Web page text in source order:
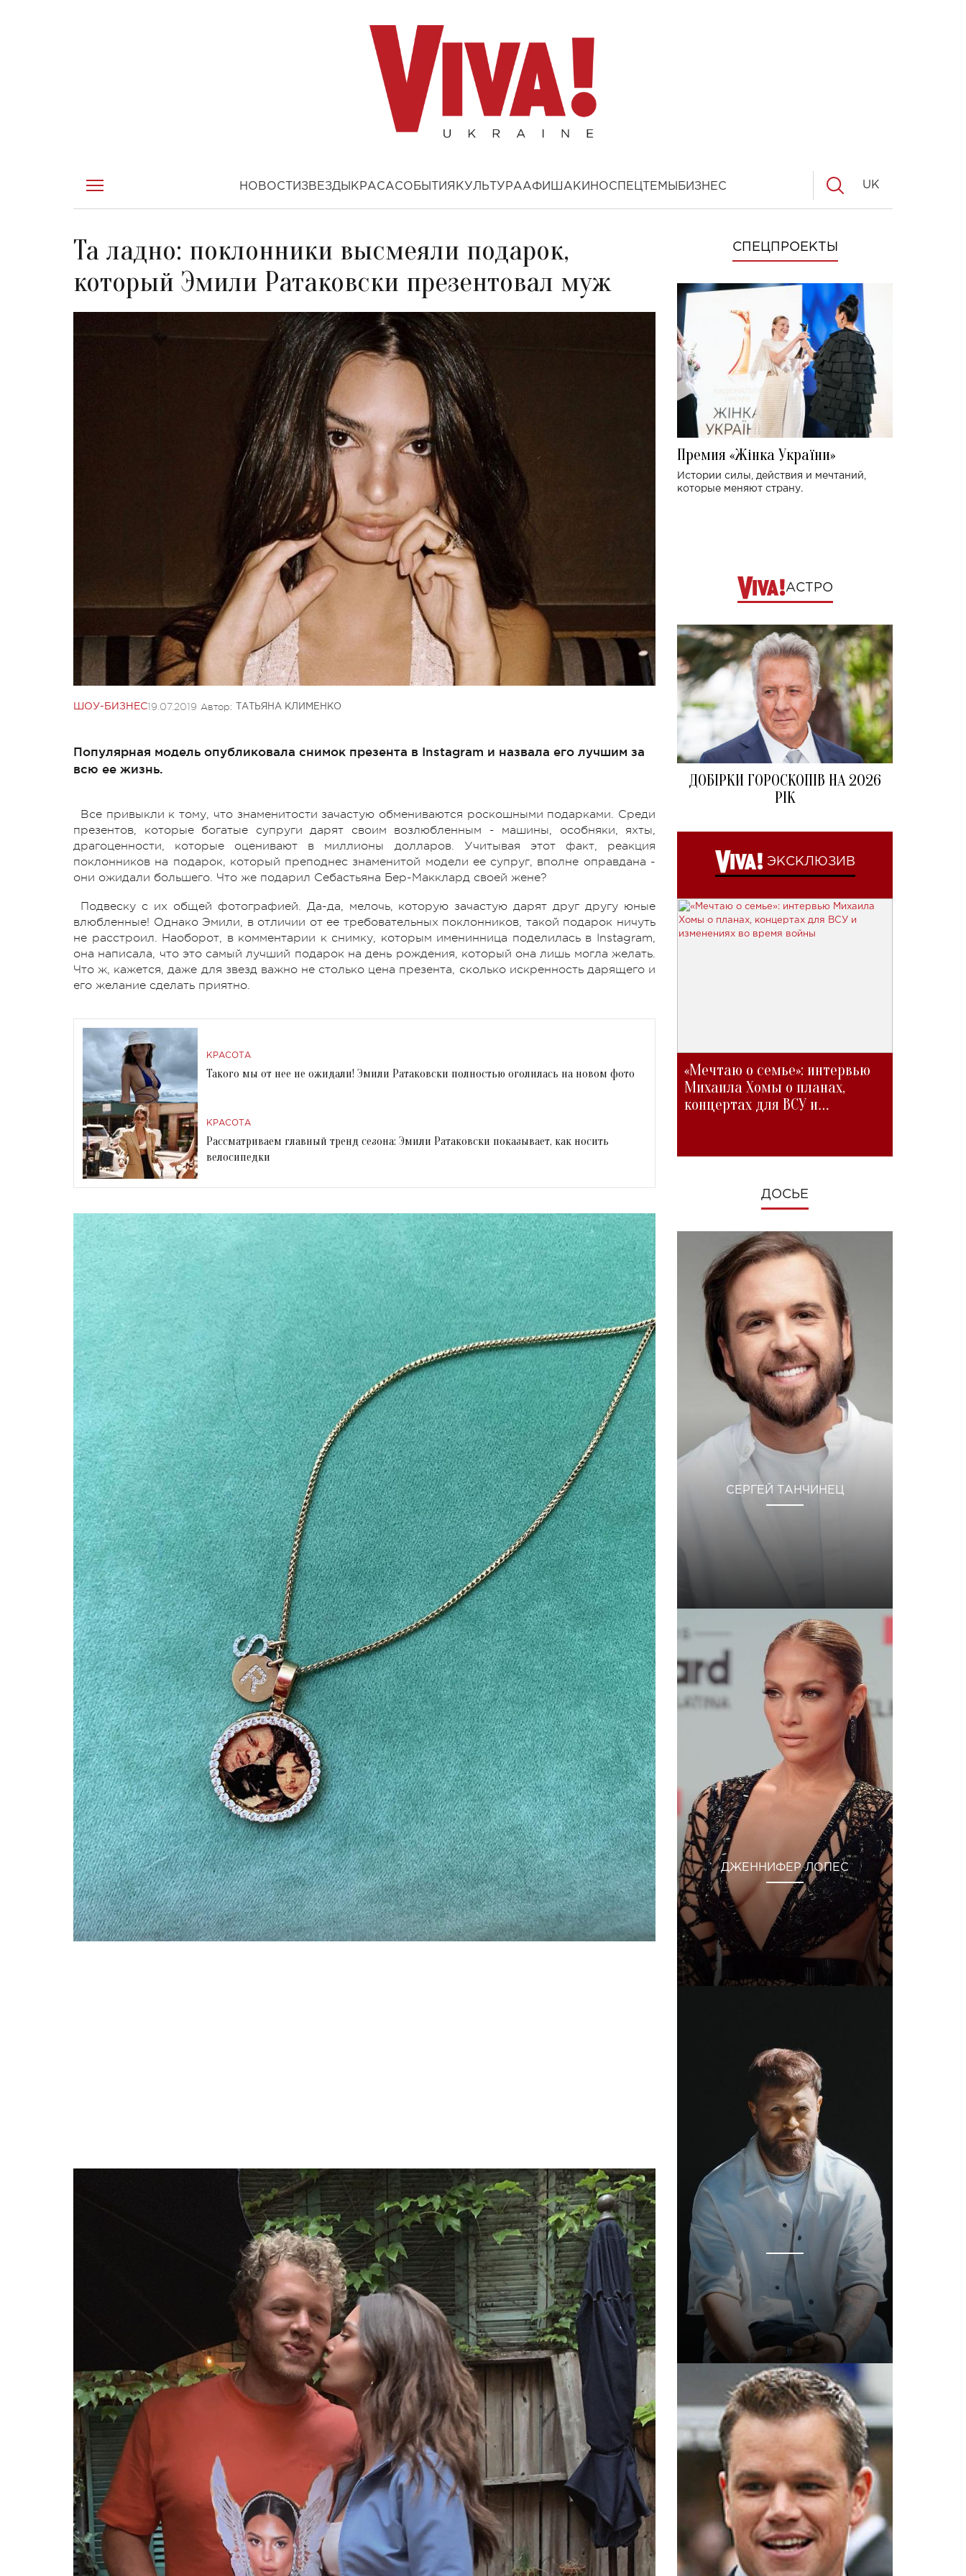
НОВОСТИ ЗВЕЗДЫ КРАСАСОБЫТИЯ КУЛЬТУРААФИША КИНОСПЕЦТЕМЫ БИЗНЕС UK
Та ладно: поклонники высмеяли подарок,
который Эмили Ратаковски презентовал муж
ШОУ-БИЗНЕС19.07.2019 Автор: ТАТЬЯНА КЛИМЕНКО
Популярная модель опубликовала снимок презента в Instagram и назвала его лучшим за
всю ее жизнь.
Все привыкли к тому, что знаменитости зачастую обмениваются роскошными подарками. Среди
презентов, которые богатые супруги дарят своим возлюбленным - машины, особняки, яхты,
драгоценности, которые оценивают в миллионы долларов. Учитывая этот факт, реакция
поклонников на подарок, который преподнес знаменитой модели ее супруг, вполне оправдана -
они ожидали большего. Что же подарил Себастьяна Бер-Макклард своей жене?
Подвеску с их общей фотографией. Да-да, мелочь, которую зачастую дарят друг другу юные
влюбленные! Однако Эмили, в отличии от ее требовательных поклонников, такой подарок ничуть
не расстроил. Наоборот, в комментарии к снимку, которым именинница поделилась в Instagram,
она написала, что это самый лучший подарок на день рождения, который она лишь могла желать.
Что ж, кажется, даже для звезд важно не столько цена презента, сколько искренность дарящего и
его желание сделать приятно.
КРАСОТА
Такого мы от нее не ожидали! Эмили Ратаковски полностью оголилась на новом фото
КРАСОТА
Рассматриваем главный тренд сезона: Эмили Ратаковски показывает, как носить
велосипедки
СПЕЦПРОЕКТЫ
Премия «Жінка України»
Истории силы, действия и мечтаний,
которые меняют страну.
АСТРО
ДОБІРКИ ГОРОСКОПІВ НА 2026
РІК
ЭКСКЛЮЗИВ
«Мечтаю о семье»: интервью
Михаила Хомы о планах,
концертах для ВСУ и
ДОСЬЕ
СЕРГЕЙ ТАНЧИНЕЦ
ДЖЕННИФЕР ЛОПЕС